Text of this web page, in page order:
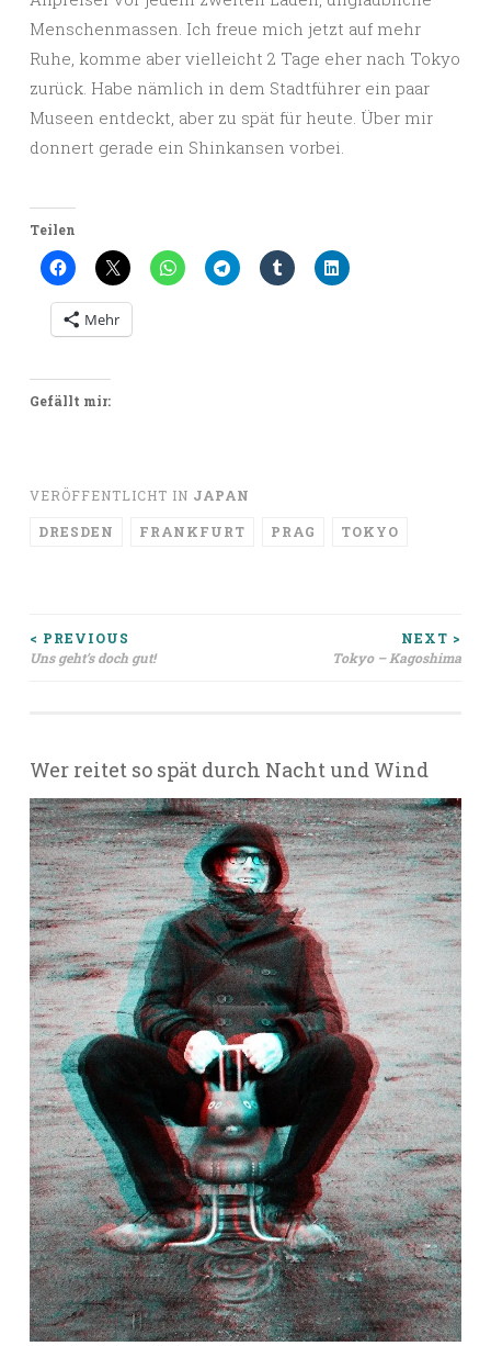
Menschenmassen. Ich freue mich jetzt auf mehr
Ruhe, komme aber vielleicht 2 Tage eher nach Tokyo
zurück. Habe nämlich in dem Stadtführer ein paar
Museen entdeckt, aber zu spät für heute. Über mir
donnert gerade ein Shinkansen vorbei.
Teilen
Mehr
Gefällt mir:
VERÖFFENTLICHT IN JAPAN
DRESDEN FRANKFURT PRAG TOKYO
Beitragsnavigation
< PREVIOUS
Uns geht’s doch gut!
NEXT >
Tokyo – Kagoshima
Wer reitet so spät durch Nacht und Wind